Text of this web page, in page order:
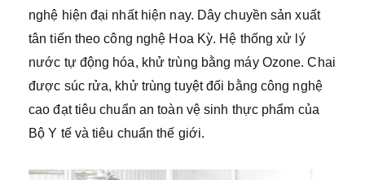
nghệ hiện đại nhất hiện nay. Dây chuyền sản xuất
tân tiến theo công nghệ Hoa Kỳ. Hệ thống xử lý
nước tự động hóa, khử trùng bằng máy Ozone. Chai
được súc rửa, khử trùng tuyệt đối bằng công nghệ
cao đạt tiêu chuẩn an toàn vệ sinh thực phẩm của
Bộ Y tế và tiêu chuẩn thế giới.